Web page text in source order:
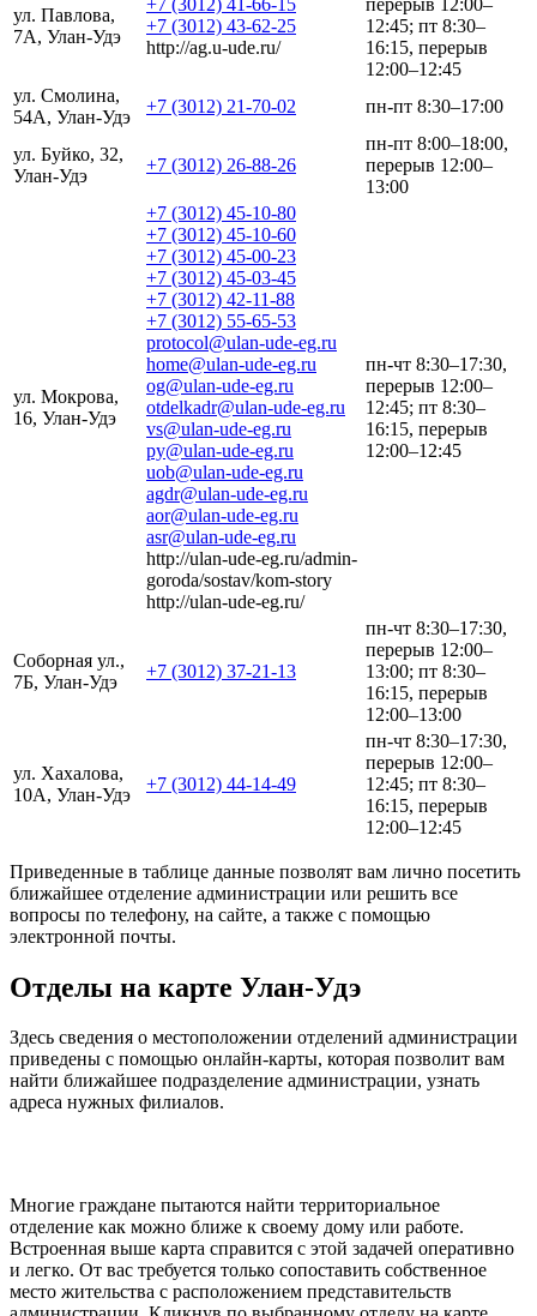
ул. Павлова,
7А, Улан-Удэ
+7 (3012) 43-62-25
http://ag.u-ude.ru/
12:45; пт 8:30–
16:15, перерыв
12:00–12:45
ул. Смолина,
54А, Улан-Удэ
+7 (3012) 21-70-02 пн-пт 8:30–17:00
ул. Буйко, 32,
Улан-Удэ
+7 (3012) 26-88-26
пн-пт 8:00–18:00,
перерыв 12:00–
13:00
ул. Мокрова,
16, Улан-Удэ
+7 (3012) 45-10-80
+7 (3012) 45-10-60
+7 (3012) 45-00-23
+7 (3012) 45-03-45
+7 (3012) 42-11-88
+7 (3012) 55-65-53
protocol@ulan-ude-eg.ru
home@ulan-ude-eg.ru
og@ulan-ude-eg.ru
otdelkadr@ulan-ude-eg.ru
vs@ulan-ude-eg.ru
py@ulan-ude-eg.ru
uob@ulan-ude-eg.ru
agdr@ulan-ude-eg.ru
aor@ulan-ude-eg.ru
asr@ulan-ude-eg.ru
http://ulan-ude-eg.ru/admin-
goroda/sostav/kom-story
http://ulan-ude-eg.ru/
пн-чт 8:30–17:30,
перерыв 12:00–
12:45; пт 8:30–
16:15, перерыв
12:00–12:45
Соборная ул.,
7Б, Улан-Удэ
+7 (3012) 37-21-13
пн-чт 8:30–17:30,
перерыв 12:00–
13:00; пт 8:30–
16:15, перерыв
12:00–13:00
ул. Хахалова,
10А, Улан-Удэ
+7 (3012) 44-14-49
пн-чт 8:30–17:30,
перерыв 12:00–
12:45; пт 8:30–
16:15, перерыв
12:00–12:45
Приведенные в таблице данные позволят вам лично посетить
ближайшее отделение администрации или решить все
вопросы по телефону, на сайте, а также с помощью
электронной почты.
Отделы на карте Улан-Удэ
Здесь сведения о местоположении отделений администрации
приведены с помощью онлайн-карты, которая позволит вам
найти ближайшее подразделение администрации, узнать
адреса нужных филиалов.
Многие граждане пытаются найти территориальное
отделение как можно ближе к своему дому или работе.
Встроенная выше карта справится с этой задачей оперативно
и легко. От вас требуется только сопоставить собственное
место жительства с расположением представительств